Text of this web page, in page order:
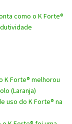
como o K Forte®
K Forte® melhorou
(Laranja)
uso do K Forte® na